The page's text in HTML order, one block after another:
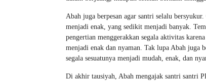
Abah juga berpesan agar santri selalu
menjadi enak, yang sedikit menjadi banyak.
pengertian menggerakkan segala aktivitas
menjadi enak dan nyaman. Tak lupa Abah juga
segala sesuatunya menjadi mudah, enak, dan
Di akhir tausiyah, Abah mengajak santri santri